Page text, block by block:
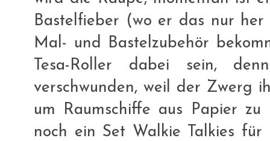
Bastelfieber (wo er das nur
Mal- und Bastelzubehör
Tesa-Roller dabei sein,
verschwunden, weil der Zwerg
um Raumschiffe aus Papier
noch ein Set Walkie Talkies